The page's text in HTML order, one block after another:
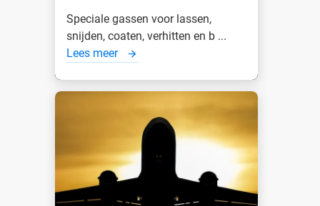
Speciale gassen voor lassen,
snijden, coaten, verhitten en b ...
Lees meer